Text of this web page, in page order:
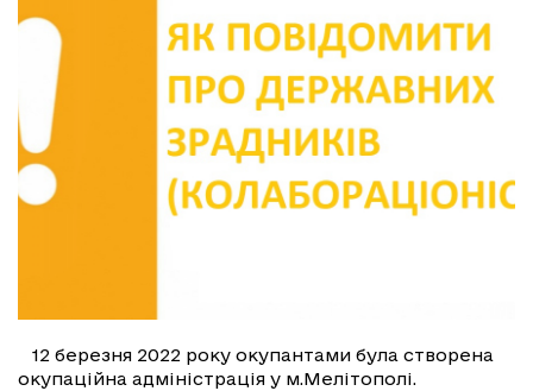
12 березня 2022 року окупантами була створена
окупаційна адміністрація у м.Мелітополі.